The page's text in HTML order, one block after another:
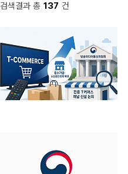
검색결과 총 137 건